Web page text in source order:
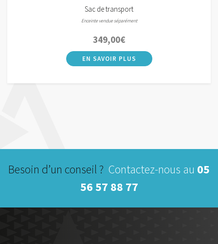
Sac de transport
Enceinte vendue séparément
349,00€
Besoin d’un conseil ? Contactez-nous au 05
56 57 88 77